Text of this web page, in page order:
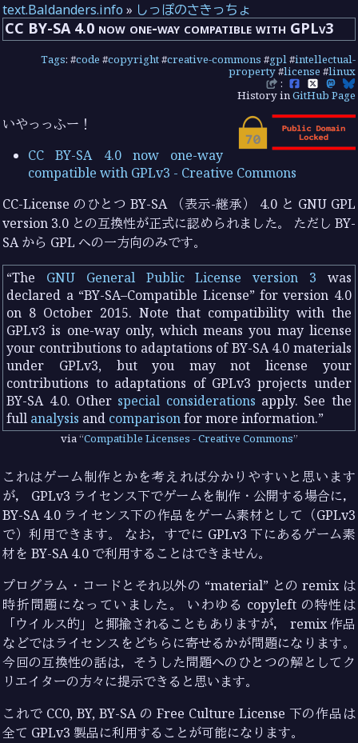
text.Baldanders.info » しっぽのさきっちょ
CC BY-SA 4.0 now one-way compatible with GPLv3
Tags: #code #copyright#creative-commons #gpl#intellectual-
property#license #linux
:
History inGitHub Page
いやっっふー！
CC BY-SA 4.0 now one-way
compatible with GPLv3 - Creative Commons
CC-License のひとつ BY-SA （表示-継承） 4.0 と GNU GPL
version 3.0 との互換性が正式に認められました。 ただし BY-
SA から GPL への一方向のみです。
The GNU General Public License version 3 was
declared a BY-SA–Compatible License for version 4.0
on 8 October 2015. Note that compatibility with the
GPLv3 is one-way only, which means you may license
your contributions to adaptations of BY-SA 4.0 materials
under GPLv3, but you may not license your
contributions to adaptations of GPLv3 projects under
BY-SA 4.0. Other special considerations apply. See the
full analysis and comparisonfor more information.
via Compatible Licenses - Creative Commons
これはゲーム制作とかを考えれば分かりやすいと思います
が， GPLv3 ライセンス下でゲームを制作・公開する場合に，
BY-SA 4.0 ライセンス下の作品をゲーム素材として（GPLv3
で）利用できます。 なお，すでに GPLv3 下にあるゲーム素
材を BY-SA 4.0 で利用することはできません。
プログラム・コードとそれ以外の
material
との remix は
時折問題になっていました。 いわゆる copyleft の特性は
「ウイルス的」と揶揄されることもありますが， remix 作品
などではライセンスをどちらに寄せるかが問題になります。
今回の互換性の話は，そうした問題へのひとつの解としてク
リエイターの方々に提示できると思います。
これで CC0, BY, BY-SA の Free Culture License 下の作品は
全て GPLv3 製品に利用することが可能になります。